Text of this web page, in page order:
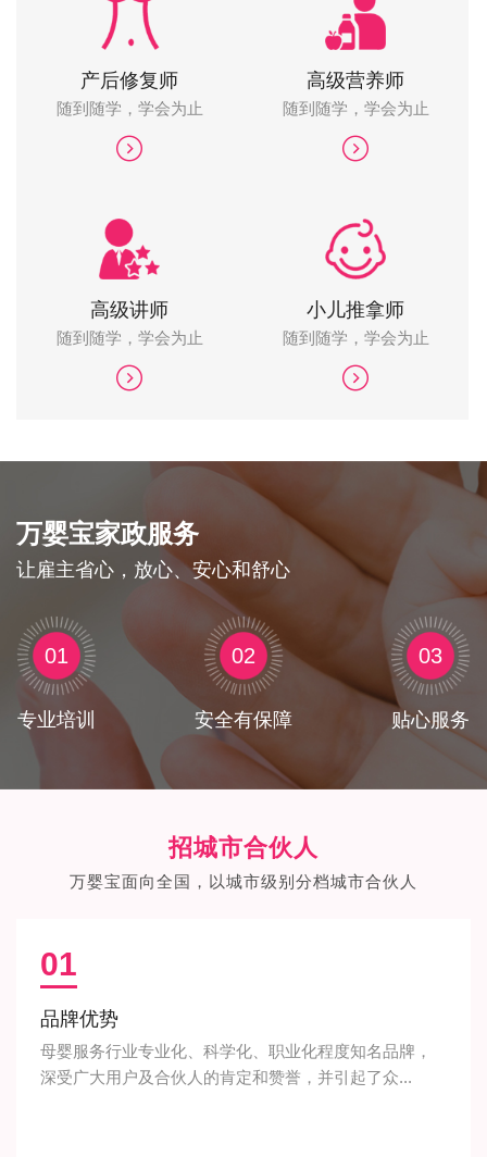
产后修复师
随到随学，学会为止
高级营养师
随到随学，学会为止
高级讲师
随到随学，学会为止
小儿推拿师
随到随学，学会为止
万婴宝家政服务
让雇主省心，放心、安心和舒心
01
专业培训
02
安全有保障
03
贴心服务
招城市合伙人
万婴宝面向全国，以城市级别分档城市合伙人
01
品牌优势
母婴服务行业专业化、科学化、职业化程度知名品牌，
深受广大用户及合伙人的肯定和赞誉，并引起了众...